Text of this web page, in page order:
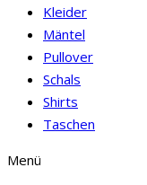
Kleider
Mäntel
Pullover
Schals
Shirts
Taschen
Menü